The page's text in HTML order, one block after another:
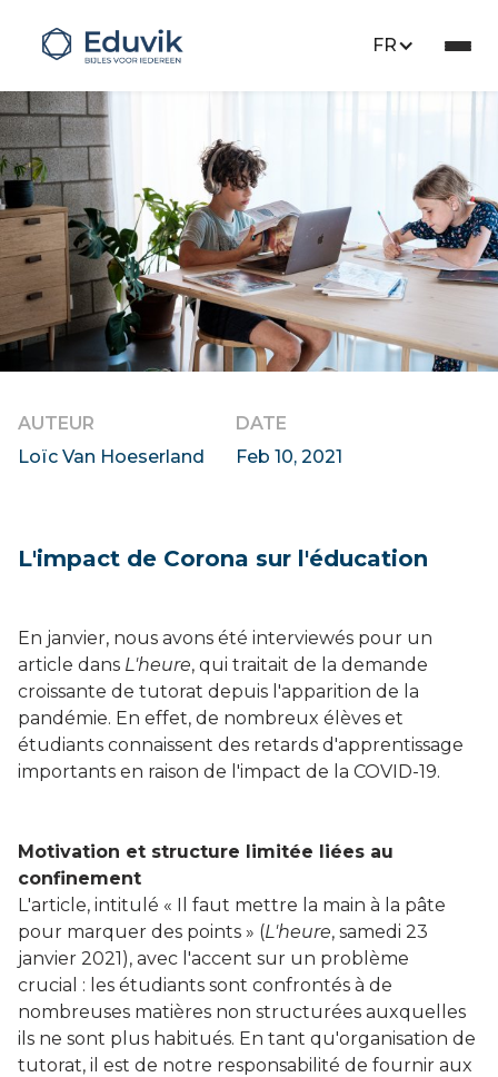
FR
AUTEUR
Loïc Van Hoeserland
DATE
Feb 10, 2021
L'impact de Corona sur l'éducation
En janvier, nous avons été interviewés pour un
article dans L'heure, qui traitait de la demande
croissante de tutorat depuis l'apparition de la
pandémie. En effet, de nombreux élèves et
étudiants connaissent des retards d'apprentissage
importants en raison de l'impact de la COVID-19.
Motivation et structure limitée liées au
confinement
L'article, intitulé « Il faut mettre la main à la pâte
pour marquer des points » (L'heure, samedi 23
janvier 2021), avec l'accent sur un problème
crucial : les étudiants sont confrontés à de
nombreuses matières non structurées auxquelles
ils ne sont plus habitués. En tant qu'organisation de
tutorat, il est de notre responsabilité de fournir aux